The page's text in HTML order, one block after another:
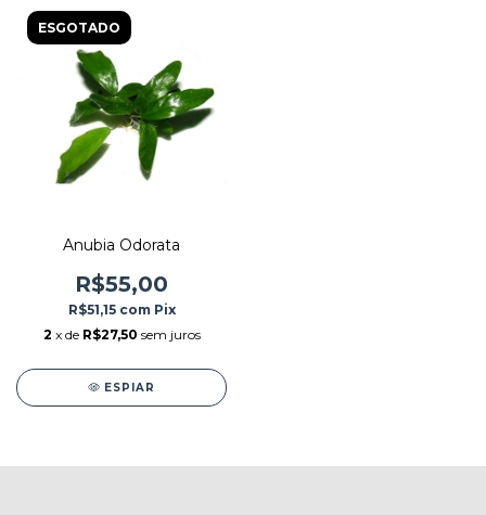
ESGOTADO
Anubia Odorata
R$55,00
R$51,15 com Pix
2 x de R$27,50 sem juros
ESPIAR